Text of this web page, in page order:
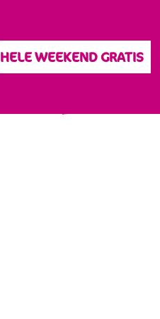
HELE WEEKEND GRATIS